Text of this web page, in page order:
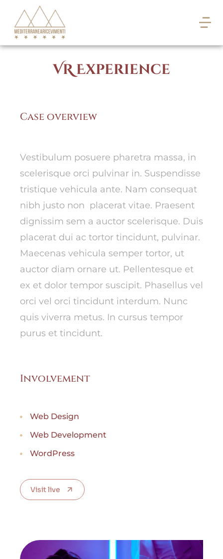
VR Experience
Case overview
Vestibulum posuere pharetra massa, in
scelerisque orci pulvinar in. Suspendisse
tristique vehicula ante. Nam consequat
nibh justo non placerat vitae. Praesent
dignissim sem a auctor scelerisque. Duis
placerat dui ac tortor tincidunt, pulvinar.
Maecenas vehicula semper tortor, ut
auctor diam ornare ut. Pellentesque et
ex et dolor tempor suscipit. Phasellus vel
orci vel orci tincidunt interdum. Nunc
quis viverra metus. In cursus tempor
purus et tincidunt.
Involvement
Web Design
Web Development
WordPress
Visit live